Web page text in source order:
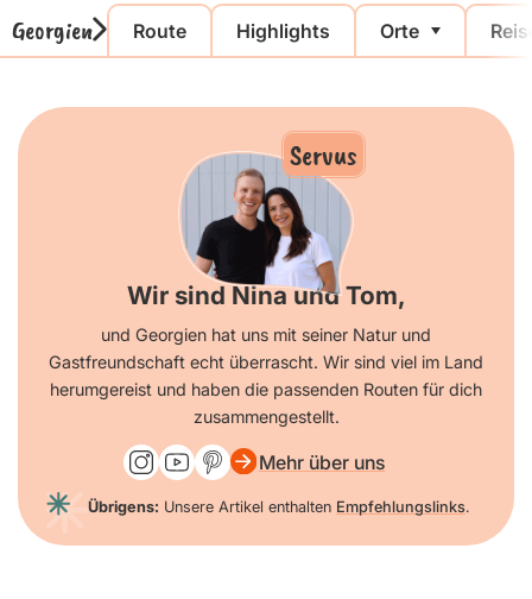
Georgien Route Highlights Orte
Servus
Wir sind Nina und Tom,
und Georgien hat uns mit seiner Natur und
Gastfreundschaft echt überrascht. Wir sind viel im Land
herumgereist und haben die passenden Routen für dich
zusammengestellt.
Mehr über uns
Übrigens: Unsere Artikel enthalten Empfehlungslinks.